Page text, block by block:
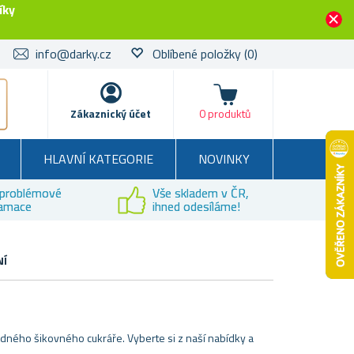
info@darky.cz Oblíbené položky(0)
Zákaznický účet
Košík
0 produktů
HLAVNÍ KATEGORIE
NOVINKY
Vše skladem v ČR,
ihned odesíláme!
šikovného cukráře. Vyberte si z naší nabídky a